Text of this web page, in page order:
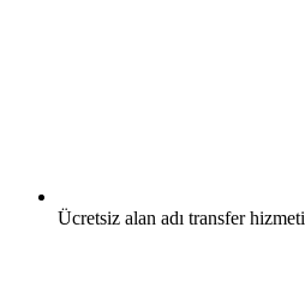
Ücretsiz alan adı transfer hizmeti